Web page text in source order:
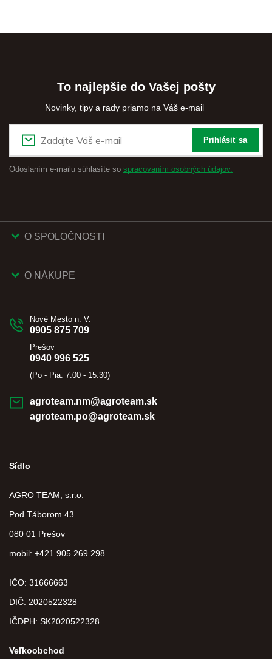
To najlepšie do Vašej pošty
Novinky, tipy a rady priamo na Váš e-mail
Prihlásiť sa
Odoslaním e-mailu súhlasíte so spracovaním osobných údajov.
O SPOLOČNOSTI
O NÁKUPE
Nové Mesto n. V.
0905 875 709
Prešov
0940 996 525
(Po - Pia: 7:00 - 15:30)
agroteam.nm@agroteam.sk
agroteam.po@agroteam.sk
Sídlo
AGRO TEAM, s.r.o.
Pod Táborom 43
080 01 Prešov
mobil: +421 905 269 298
IČO: 31666663
DIČ: 2020522328
IČDPH: SK2020522328
Veľkoobchod